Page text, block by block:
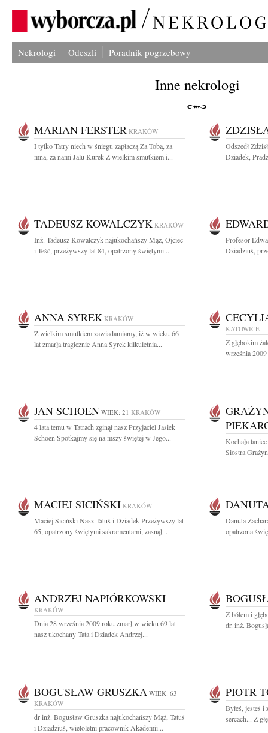
Nekrologi Odeszli Poradnik pogrzebowy
Inne nekrologi
MARIAN FERSTER KRAKÓW
I tylko Tatry niech w śniegu zapłaczą Za Tobą, za
mną, za nami Jalu Kurek Z wielkim smutkiem i...
Odszedł
Dziadek,
TADEUSZ KOWALCZYK KRAKÓW
Inż. Tadeusz Kowalczyk najukochańszy Mąż, Ojciec
i Teść, przeżywszy lat 84, opatrzony świętymi...
Profesor
Dziadziuś,
ANNA SYREK KRAKÓW
Z wielkim smutkiem zawiadamiamy, iż w wieku 66
lat zmarła tragicznie Anna Syrek kilkuletnia...
KATOWICE
Z głębokim
września
JAN SCHOEN WIEK: 21 KRAKÓW
4 lata temu w Tatrach zginął nasz Przyjaciel Jasiek
Schoen Spotkajmy się na mszy świętej w Jego...
Kochała
Siostra
MACIEJ SICIŃSKI KRAKÓW
Maciej Siciński Nasz Tatuś i Dziadek Przeżywszy lat
65, opatrzony świętymi sakramentami, zasnął...
Danuta
opatrzona
ANDRZEJ NAPIÓRKOWSKI
KRAKÓW
Dnia 28 września 2009 roku zmarł w wieku 69 lat
nasz ukochany Tata i Dziadek Andrzej...
Z bólem i
dr. inż.
BOGUSŁAW GRUSZKA WIEK: 63
KRAKÓW
dr inż. Bogusław Gruszka najukochańszy Mąż, Tatuś
i Dziadziuś, wieloletni pracownik Akademii...
PIOTR
Byłeś, jesteś i
sercach... Z